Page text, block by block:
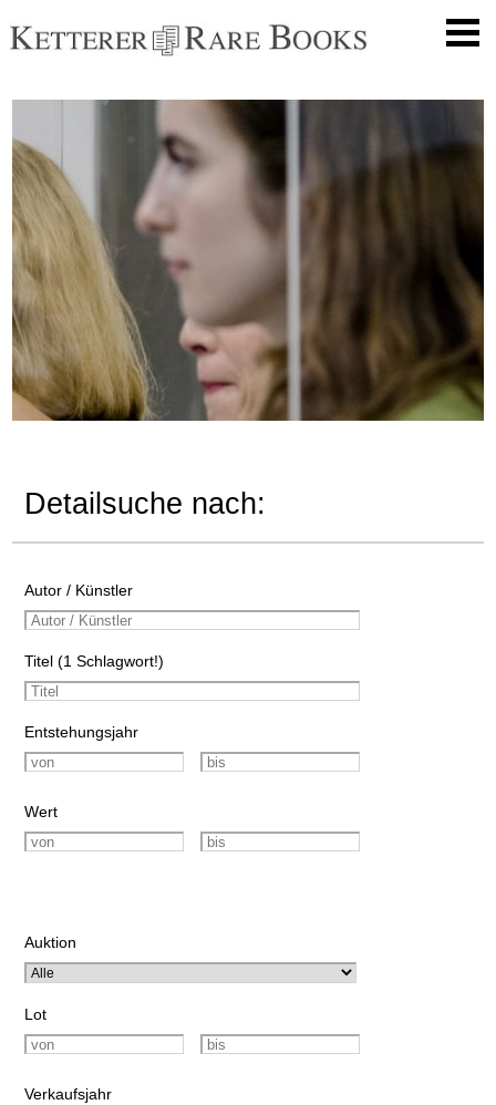
Detailsuche nach:
Autor / Künstler
Titel (1 Schlagwort!)
Entstehungsjahr
Wert
Auktion
Lot
Verkaufsjahr